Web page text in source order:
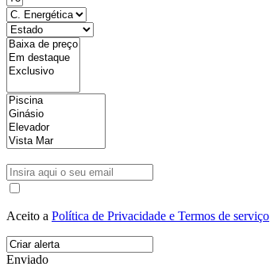
Aceito a Política de Privacidade e Termos de serviço
Enviado